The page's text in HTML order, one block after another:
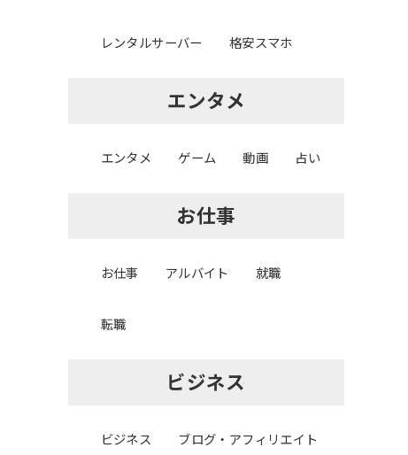
レンタルサーバー 格安スマホ
エンタメ
エンタメ ゲーム 動画 占い
お仕事
お仕事 アルバイト 就職
転職
ビジネス
ビジネス ブログ・アフィリエイト